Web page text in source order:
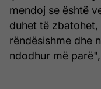
mendoj se është
duhet të
rëndësishme dhe
ndodhur më